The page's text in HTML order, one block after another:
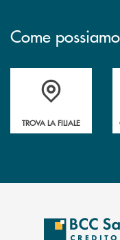
Come possiamo
Accedi all' elenco
TROVA LA FILIALE